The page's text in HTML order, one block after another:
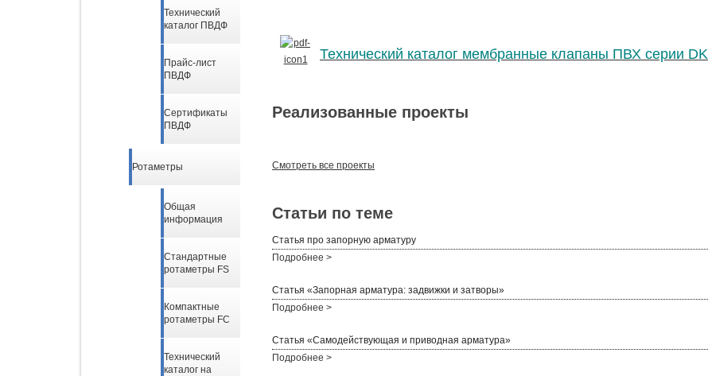
Технический каталог мембранные клапаны ПВХ серии DK
Реализованные проекты
Смотреть все проекты
Статьи по теме
Статья про запорную арматуру
Подробнее >
Статья «Запорная арматура: задвижки и затворы»
Подробнее >
Статья «Самодействующая и приводная арматура»
Подробнее >
Технический
каталог ПВДФ
Прайс-лист
ПВДФ
Сертификаты
ПВДФ
Ротаметры
Общая
информация
Стандартные
ротаметры FS
Компактные
ротаметры FC
Технический
каталог на